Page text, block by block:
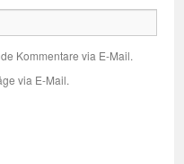
Kommentare via E-Mail.
via E-Mail.